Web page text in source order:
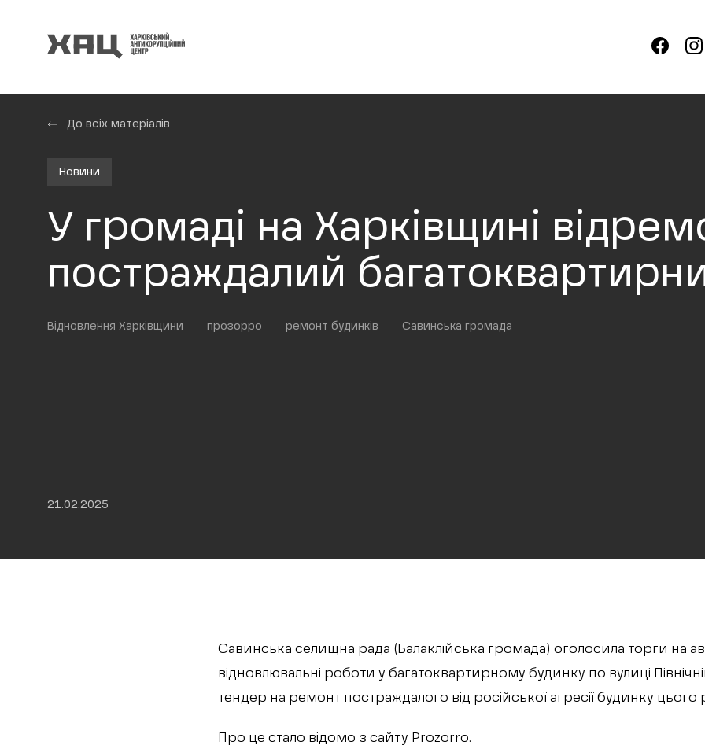
До всіх матеріалів
Новини
У громаді на Харківщині
постраждалий
Відновлення Харківщини прозорро ремонт будинків Савинська громада
21.02.2025
Савинська селищна рада (Балаклійська громада) оголосила торги на
відновлювальні роботи у багатоквартирному будинку по вулиці
тендер на ремонт постраждалого від російської агресії будинку цього
Про це стало відомо з сайту Prozorro.